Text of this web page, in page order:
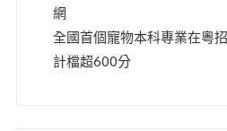
網
全國首個寵物本科專業在粵
計檔超600分